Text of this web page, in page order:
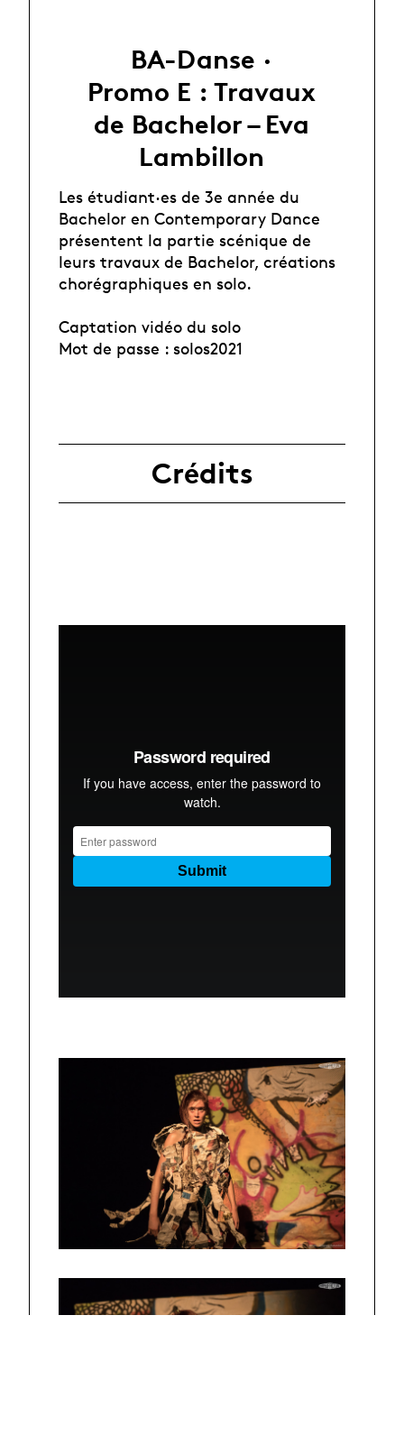
BA-Danse ·
Promo E : Travaux
de Bachelor – Eva
Lambillon
Les étudiant·es de 3e année du
Bachelor en Contemporary Dance
présentent la partie scénique de
leurs travaux de Bachelor, créations
chorégraphiques en solo.
Captation vidéo du solo
Mot de passe : solos2021
Crédits